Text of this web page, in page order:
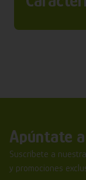
Apúntate
Suscríbete a
y promociones